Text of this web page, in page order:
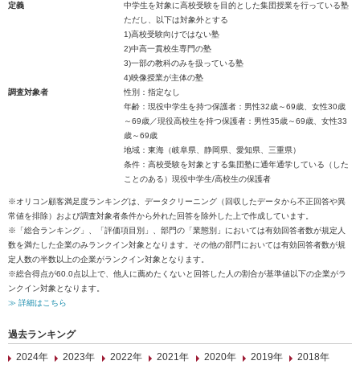
定義
中学生を対象に高校受験を目的とした集団授業を行っている塾
ただし、以下は対象外とする
1)高校受験向けではない塾
2)中高一貫校生専門の塾
3)一部の教科のみを扱っている塾
4)映像授業が主体の塾
調査対象者
性別：指定なし
年齢：現役中学生を持つ保護者：男性32歳～69歳、女性30歳
～69歳／現役高校生を持つ保護者：男性35歳～69歳、女性33
歳～69歳
地域：東海（岐阜県、静岡県、愛知県、三重県）
条件：高校受験を対象とする集団塾に通年通学している（した
ことのある）現役中学生/高校生の保護者
※オリコン顧客満足度ランキングは、データクリーニング（回収したデータから不正回答や異
常値を排除）および調査対象者条件から外れた回答を除外した上で作成しています。
※「総合ランキング」、「評価項目別」、部門の「業態別」においては有効回答者数が規定人
数を満たした企業のみランクイン対象となります。その他の部門においては有効回答者数が規
定人数の半数以上の企業がランクイン対象となります。
※総合得点が60.0点以上で、他人に薦めたくないと回答した人の割合が基準値以下の企業がラ
ンクイン対象となります。
≫ 詳細はこちら
過去ランキング
2024年
2023年 2022年 2021年 2020年 2019年
2018年